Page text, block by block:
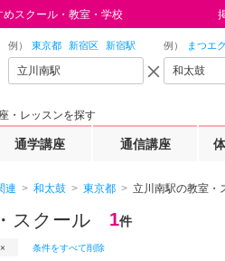
スクール・教室・学校
例） 東京都 新宿区 新宿駅 例） まつエク
・レッスンを探す
通学講座 通信講座
連 和太鼓 東京都 立川南駅の教室・
スクール 1件
条件をすべて削除